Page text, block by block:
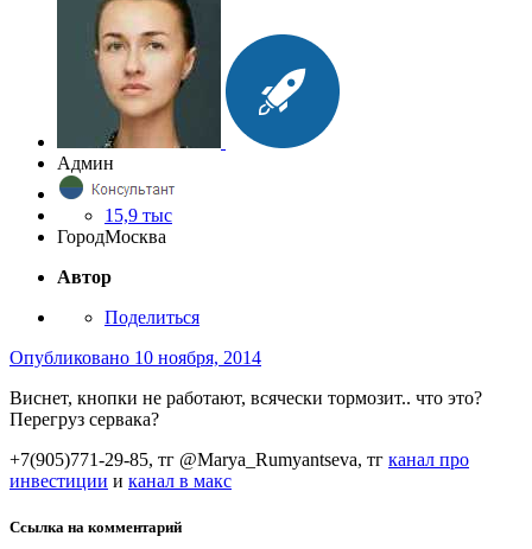
Админ
15,9 тыс
ГородМосква
Автор
Поделиться
Опубликовано 10 ноября, 2014
Виснет, кнопки не работают, всячески тормозит.. что это?
Перегруз сервака?
+7(905)771-29-85, тг @Marya_Rumyantseva, тг канал про
инвестиции и канал в макс
Ссылка на комментарий